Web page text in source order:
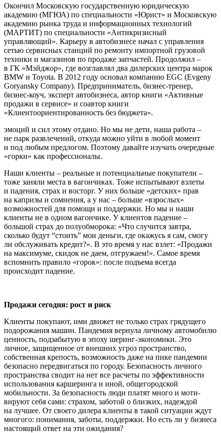
Окончил Московскую государственную юридическую
академию (МГЮА) по специальности «Юрист» и Московскую
академию рынка труда и информационных технологий
(МАРТИТ) по специальности «Антикризисный
управляющий». Карьеру в автобизнесе начал с управления
сетью сервисных станций по ремонту импортной грузовой
техники и магазинов по продаже запчастей. Продолжил –
в ГК «Мэйджор», где возглавлял два дилерских центра марок
BMW и Toyota. В 2012 году основал компанию EGC (Evgeny
Goryansky Company). Предприниматель, бизнес-тренер,
бизнес-коуч, эксперт автобизнеса, автор книги «Активные
продажи в сервисе» и соавтор книги
«Клиентоориентированность без бюджета».
эмоций и сил этому отдано. Но мы не дети, наша рабо­та –
не парк развлечений, откуда можно уйти в любой момент
и под любым пред­логом. Поэтому давайте изучать очеред­ные
«горки» как профессионалы.
Наши клиенты – реальные и потенциальные покупатели –
тоже заняли места в вагончиках. Тоже испытывают взлеты
и падения, страх и восторг. У них больше «детских» прав
на капризы и сомнения, а у нас – больше «взрослых»
возможностей для помощи и поддержки. Но мы и наши
клиенты не в одном вагон­чике. У клиентов падение –
большой страх до полуобморока: «Что случится завтра,
сколько будут “стоить” мои день­ги, где окажусь я сам, смогу
ли обслужи­вать кредит?». В это время у нас взлет: «Продажи
на максимуме, скидок не даем, отгружаем!». Самое время
вспомнить правило «горок»: после подъема всегда
происходит падение.
Продажи сегодня: рост и риск
Клиенты покупают, ими движет не только страх грядущего
подорожания машин. Пандемия вернула личному автомобилю
ценность, подзабытую в эпоху шеринг-экономики. Это
личное, защищенное от внешних угроз пространство,
собствен­ная крепость, возможность даже на пике пандемии
безопасно передвигаться по городу. Безопасность личного
простран­ства сводит на нет все расчеты по эффек­тивности
использования каршеринга и иной, общегородской
мобильности. За безопасность люди платят много и моти­
вируют себя сами: страхом, заботой о близких, надеждой
на лучшее. От свое­го дилера клиенты в такой ситуации ждут
многого: понимания, заботы, поддержки. Но есть ли у бизнеса
настоящий ответ на эти ожидания?